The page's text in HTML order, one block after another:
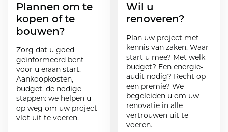
Plannen om te
kopen of te
bouwen?
Zorg dat u goed
geïnformeerd bent
voor u eraan start.
Aankoopkosten,
budget, de nodige
stappen: we helpen u
op weg om uw project
vlot uit te voeren.
Wil u
renoveren?
Plan uw project met
kennis van zaken. Waar
start u mee? Met welk
budget? Een energie-
audit nodig? Recht op
een premie? We
begeleiden u om uw
renovatie in alle
vertrouwen uit te
voeren.